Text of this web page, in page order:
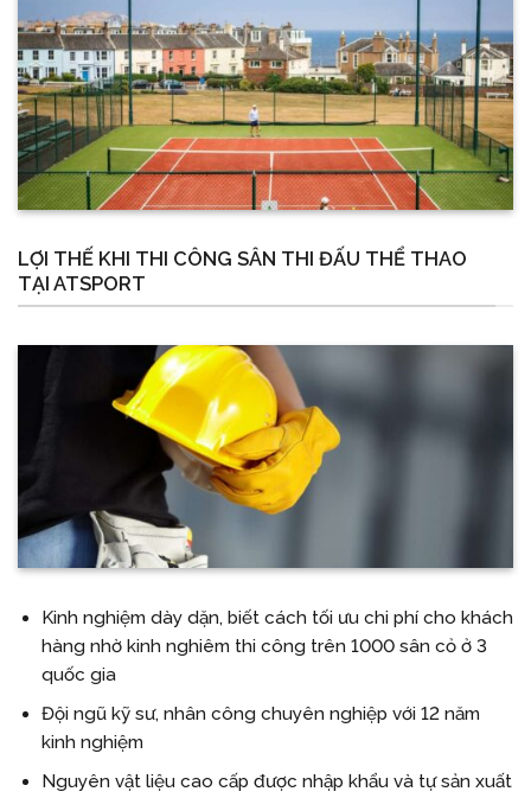
LỢI THẾ KHI THI CÔNG SÂN THI ĐẤU THỂ THAO
TẠI ATSPORT
Kinh nghiệm dày dặn, biết cách tối ưu chi phí cho khách
hàng nhờ kinh nghiêm thi công trên 1000 sân cỏ ở 3
quốc gia
Đội ngũ kỹ sư, nhân công chuyên nghiệp với 12 năm
kinh nghiệm
Nguyên vật liệu cao cấp được nhập khẩu và tự sản xuất